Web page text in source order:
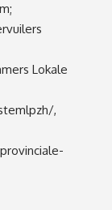
Lokale
,